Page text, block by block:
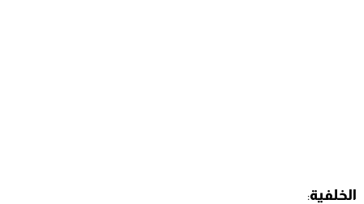
الخلفية: